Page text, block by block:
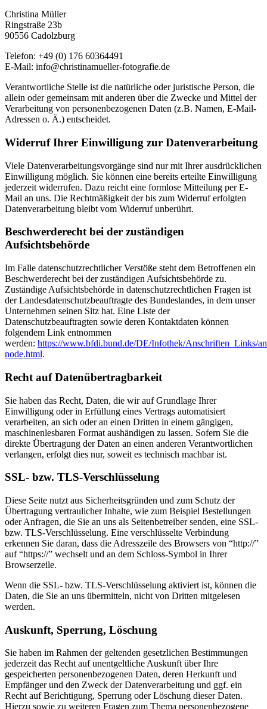
Christina Müller
Ringstraße 23b
90556 Cadolzburg
Telefon: +49 (0) 176 60364491
E-Mail: info@christinamueller-fotografie.de
Verantwortliche Stelle ist die natürliche oder juristische Person, die
allein oder gemeinsam mit anderen über die Zwecke und Mittel der
Verarbeitung von personenbezogenen Daten (z.B. Namen, E-Mail-
Adressen o. Ä.) entscheidet.
Widerruf Ihrer Einwilligung zur Datenverarbeitung
Viele Datenverarbeitungsvorgänge sind nur mit Ihrer ausdrücklichen
Einwilligung möglich. Sie können eine bereits erteilte Einwilligung
jederzeit widerrufen. Dazu reicht eine formlose Mitteilung per E-
Mail an uns. Die Rechtmäßigkeit der bis zum Widerruf erfolgten
Datenverarbeitung bleibt vom Widerruf unberührt.
Beschwerderecht bei der zuständigen
Aufsichtsbehörde
Im Falle datenschutzrechtlicher Verstöße steht dem Betroffenen ein
Beschwerderecht bei der zuständigen Aufsichtsbehörde zu.
Zuständige Aufsichtsbehörde in datenschutzrechtlichen Fragen ist
der Landesdatenschutzbeauftragte des Bundeslandes, in dem unser
Unternehmen seinen Sitz hat. Eine Liste der
Datenschutzbeauftragten sowie deren Kontaktdaten können
folgendem Link entnommen
werden: https://www.bfdi.bund.de/DE/Infothek/Anschriften_Links/
node.html.
Recht auf Datenübertragbarkeit
Sie haben das Recht, Daten, die wir auf Grundlage Ihrer
Einwilligung oder in Erfüllung eines Vertrags automatisiert
verarbeiten, an sich oder an einen Dritten in einem gängigen,
maschinenlesbaren Format aushändigen zu lassen. Sofern Sie die
direkte Übertragung der Daten an einen anderen Verantwortlichen
verlangen, erfolgt dies nur, soweit es technisch machbar ist.
SSL- bzw. TLS-Verschlüsselung
Diese Seite nutzt aus Sicherheitsgründen und zum Schutz der
Übertragung vertraulicher Inhalte, wie zum Beispiel Bestellungen
oder Anfragen, die Sie an uns als Seitenbetreiber senden, eine SSL-
bzw. TLS-Verschlüsselung. Eine verschlüsselte Verbindung
erkennen Sie daran, dass die Adresszeile des Browsers von “http://”
auf “https://” wechselt und an dem Schloss-Symbol in Ihrer
Browserzeile.
Wenn die SSL- bzw. TLS-Verschlüsselung aktiviert ist, können die
Daten, die Sie an uns übermitteln, nicht von Dritten mitgelesen
werden.
Auskunft, Sperrung, Löschung
Sie haben im Rahmen der geltenden gesetzlichen Bestimmungen
jederzeit das Recht auf unentgeltliche Auskunft über Ihre
gespeicherten personenbezogenen Daten, deren Herkunft und
Empfänger und den Zweck der Datenverarbeitung und ggf. ein
Recht auf Berichtigung, Sperrung oder Löschung dieser Daten.
Hierzu sowie zu weiteren Fragen zum Thema personenbezogene